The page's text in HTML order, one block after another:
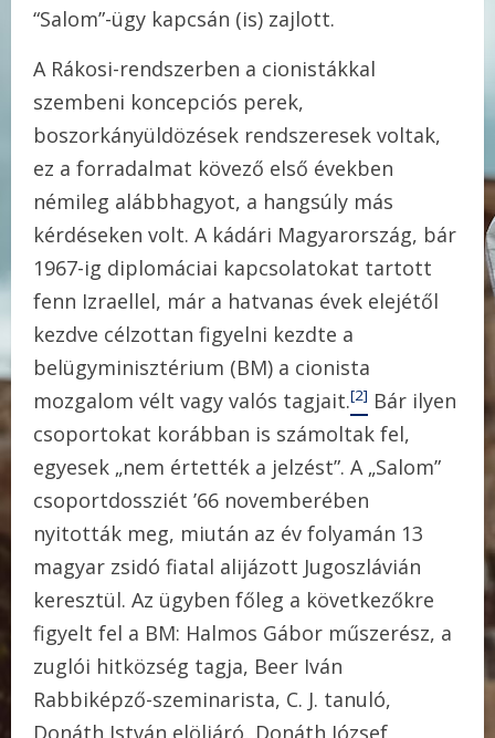
“Salom”-ügy kapcsán (is) zajlott.
A Rákosi-rendszerben a cionistákkal
szembeni koncepciós perek,
boszorkányüldözések rendszeresek voltak,
ez a forradalmat kövező első években
némileg alábbhagyot, a hangsúly más
kérdéseken volt. A kádári Magyarország, bár
1967-ig diplomáciai kapcsolatokat tartott
fenn Izraellel, már a hatvanas évek elejétől
kezdve célzottan figyelni kezdte a
belügyminisztérium (BM) a cionista
mozgalom vélt vagy valós tagjait.[2] Bár ilyen
csoportokat korábban is számoltak fel,
egyesek „nem értették a jelzést”. A „Salom”
csoportdossziét ’66 novemberében
nyitották meg, miután az év folyamán 13
magyar zsidó fiatal alijázott Jugoszlávián
keresztül. Az ügyben főleg a következőkre
figyelt fel a BM: Halmos Gábor műszerész, a
zuglói hitközség tagja, Beer Iván
Rabbiképző-szeminarista, C. J. tanuló,
Donáth István elöljáró, Donáth József